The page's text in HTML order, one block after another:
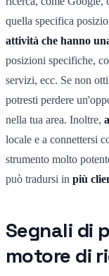
quella specifica
attività che hanno
posizioni specifiche,
servizi, ecc. Se non
potresti perdere
nella tua area. Inoltre,
locale e a connettersi
strumento molto
può tradursi in più
Segnali di
motore di